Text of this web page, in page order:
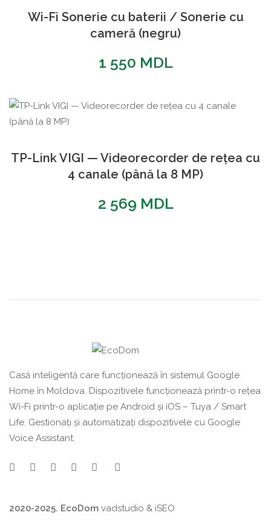
Wi-Fi Sonerie cu baterii / Sonerie cu
cameră (negru)
1 550 MDL
TP-Link VIGI — Videorecorder de rețea cu
4 canale (până la 8 MP)
2 569 MDL
Casă inteligentă care funcționează în sistemul Google
Home în Moldova. Dispozitivele funcționează printr-o rețea
Wi-Fi printr-o aplicație pe Android și iOS – Tuya / Smart
Life. Gestionați și automatizați dispozitivele cu Google
Voice Assistant.
2020-2025. EcoDom vadstudio & iSEO